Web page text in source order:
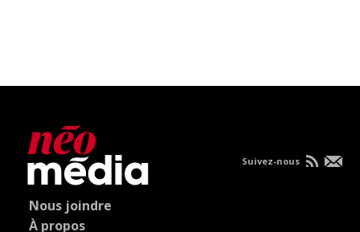
Nous joindre
À propos
Suivez-nous